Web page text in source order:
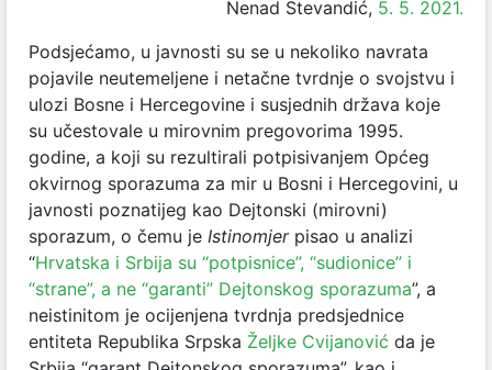
Nenad Stevandić, 5. 5. 2021.
Podsjećamo, u javnosti su se u nekoliko navrata
pojavile neutemeljene i netačne tvrdnje o svojstvu i
ulozi Bosne i Hercegovine i susjednih država koje
su učestovale u mirovnim pregovorima 1995.
godine, a koji su rezultirali potpisivanjem Općeg
okvirnog sporazuma za mir u Bosni i Hercegovini, u
javnosti poznatijeg kao Dejtonski (mirovni)
sporazum, o čemu je Istinomjer pisao u analizi
“Hrvatska i Srbija su “potpisnice”, “sudionice” i
“strane”, a ne “garanti” Dejtonskog sporazuma”, a
neistinitom je ocijenjena tvrdnja predsjednice
entiteta Republika Srpska Željke Cvijanović da je